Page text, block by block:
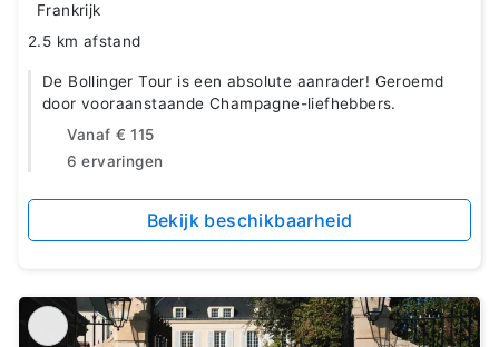
Frankrijk
2.5 km afstand
De Bollinger Tour is een absolute aanrader! Geroemd
door vooraanstaande Champagne-liefhebbers.
Vanaf € 115
6 ervaringen
Bekijk beschikbaarheid